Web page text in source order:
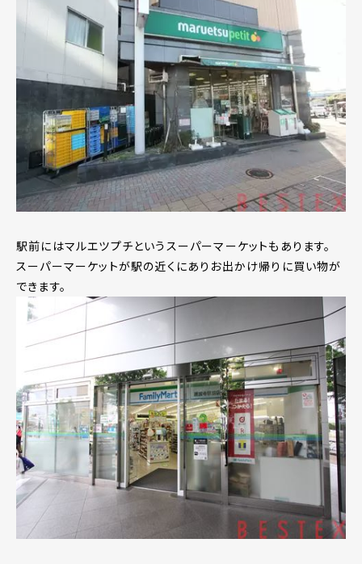
駅前にはマルエツプチというスーパーマーケットもあります。
スーパーマーケットが駅の近くにありお出かけ帰りに買い物が
できます。